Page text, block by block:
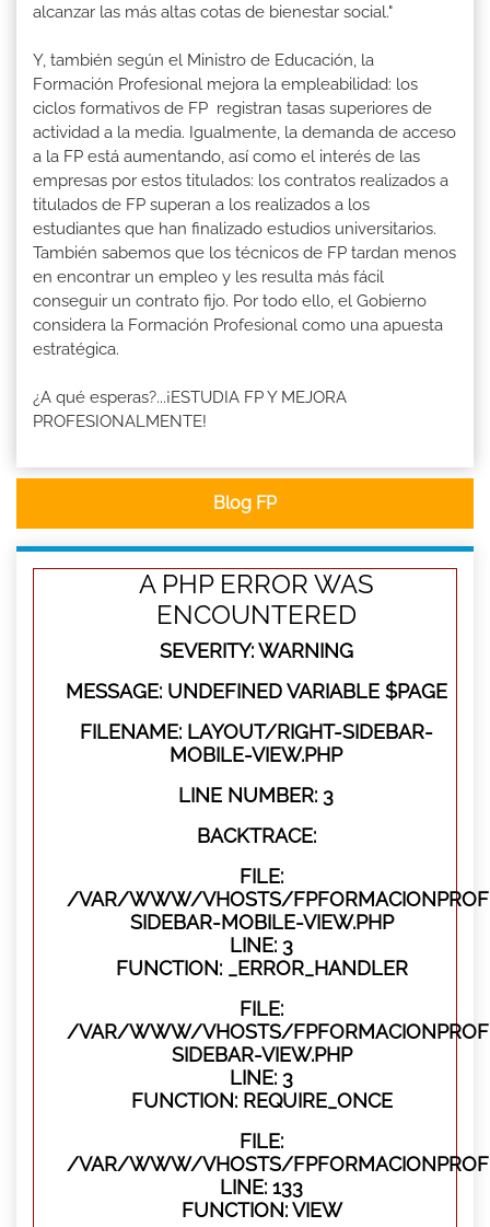
alcanzar las más altas cotas de bienestar social."
Y, también según el Ministro de Educación, la
Formación Profesional mejora la empleabilidad: los
ciclos formativos de FP registran tasas superiores de
actividad a la media. Igualmente, la demanda de acceso
a la FP está aumentando, así como el interés de las
empresas por estos titulados: los contratos realizados a
titulados de FP superan a los realizados a los
estudiantes que han finalizado estudios universitarios.
También sabemos que los técnicos de FP tardan menos
en encontrar un empleo y les resulta más fácil
conseguir un contrato fijo. Por todo ello, el Gobierno
considera la Formación Profesional como una apuesta
estratégica.
¿A qué esperas?...¡ESTUDIA FP Y MEJORA
PROFESIONALMENTE!
Blog FP
A PHP ERROR WAS
ENCOUNTERED
SEVERITY: WARNING
MESSAGE: UNDEFINED VARIABLE $PAGE
FILENAME: LAYOUT/RIGHT-SIDEBAR-
MOBILE-VIEW.PHP
LINE NUMBER: 3
BACKTRACE:
FILE:
/VAR/WWW/VHOSTS/
SIDEBAR-MOBILE-VIEW.PHP
LINE: 3
FUNCTION: _ERROR_HANDLER
FILE:
/VAR/WWW/VHOSTS/
SIDEBAR-VIEW.PHP
LINE: 3
FUNCTION: REQUIRE_ONCE
FILE:
/VAR/WWW/VHOSTS/
LINE: 133
FUNCTION: VIEW